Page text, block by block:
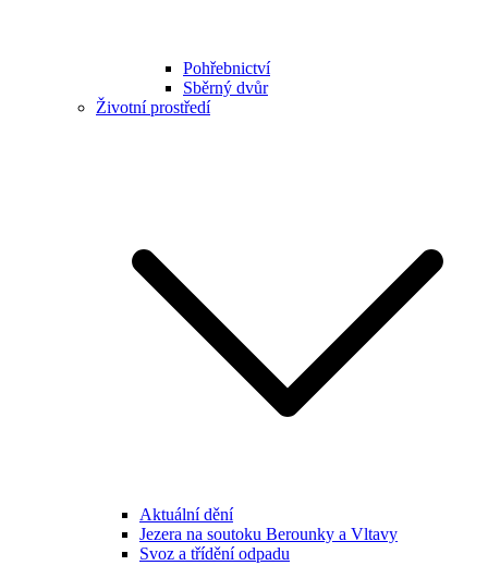
Pohřebnictví
Sběrný dvůr
Životní prostředí
Aktuální dění
Jezera na soutoku Berounky a Vltavy
Svoz a třídění odpadu